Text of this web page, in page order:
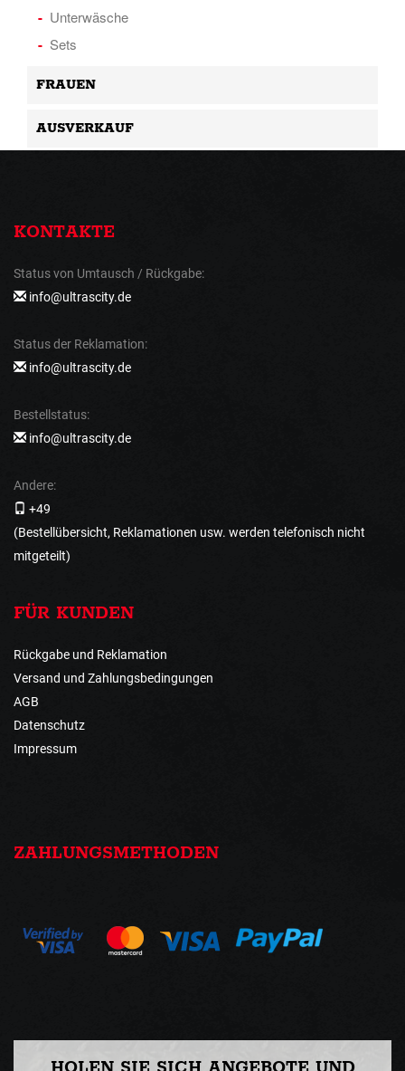
Unterwäsche
Sets
FRAUEN
AUSVERKAUF
KONTAKTE
Status von Umtausch / Rückgabe:
info@ultrascity.de
Status der Reklamation:
info@ultrascity.de
Bestellstatus:
info@ultrascity.de
Andere:
+49
(Bestellübersicht, Reklamationen usw. werden telefonisch nicht
mitgeteilt)
FÜR KUNDEN
Rückgabe und Reklamation
Versand und Zahlungsbedingungen
AGB
Datenschutz
Impressum
ZAHLUNGSMETHODEN